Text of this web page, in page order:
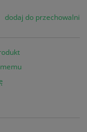
dodaj do przechowalni